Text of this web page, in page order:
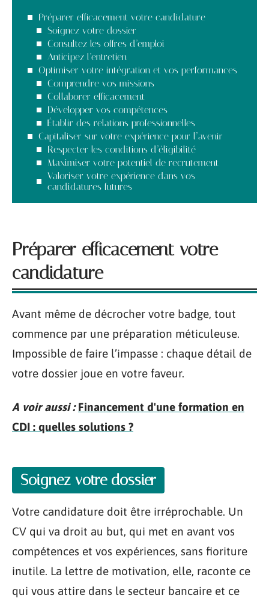
Préparer efficacement votre candidature
Soignez votre dossier
Consultez les offres d’emploi
Anticipez l’entretien
Optimiser votre intégration et vos performances
Comprendre vos missions
Collaborer efficacement
Développer vos compétences
Établir des relations professionnelles
Capitaliser sur votre expérience pour l’avenir
Respecter les conditions d’éligibilité
Maximiser votre potentiel de recrutement
Valoriser votre expérience dans vos
candidatures futures
Préparer efficacement votre
candidature
Avant même de décrocher votre badge, tout
commence par une préparation méticuleuse.
Impossible de faire l’impasse : chaque détail de
votre dossier joue en votre faveur.
A voir aussi : Financement d'une formation en
CDI : quelles solutions ?
Soignez votre dossier
Votre candidature doit être irréprochable. Un
CV qui va droit au but, qui met en avant vos
compétences et vos expériences, sans fioriture
inutile. La lettre de motivation, elle, raconte ce
qui vous attire dans le secteur bancaire et ce